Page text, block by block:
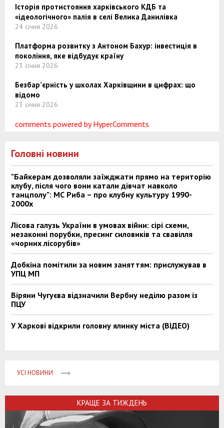
Історія протистояння харківського КДБ та
«ідеологічного» палія в селі Велика Данилівка
24 січня 2026
Платформа розвитку з Антоном Бахур: інвестиція в
покоління, яке відбудує країну
23 січня 2026
Безбар’єрність у школах Харківщини в цифрах: що
відомо
23 січня 2026
comments powered by HyperComments
Головні новини
"Байкерам дозволяли заїжджати прямо на територію
клубу, після чого вони катали дівчат навколо
танцполу": МС Риба – про клубну культуру 1990-
2000х
Лісова галузь України в умовах війни: сірі схеми,
незаконні порубки, пресинг силовиків та свавілля
«чорних лісорубів»
Добкіна помітили за новим заняттям: прислужував в
УПЦ МП
Віряни Чугуєва відзначили Вербну неділю разом із
ПЦУ
У Харкові відкрили головну ялинку міста (ВІДЕО)
УСІ НОВИНИ
КРАЩЕ ЗА ТИЖДЕНЬ